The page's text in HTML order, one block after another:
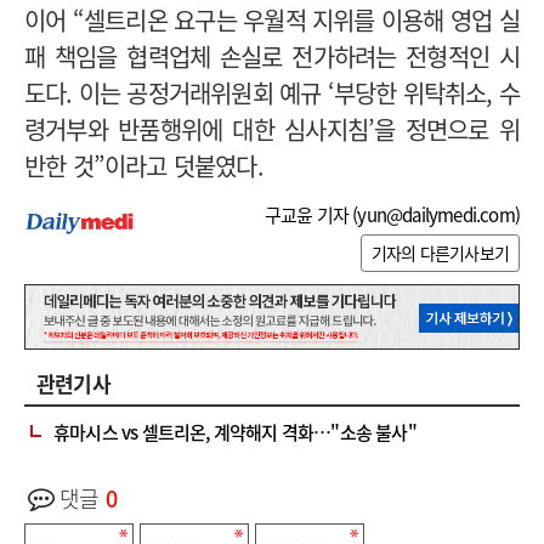
이어 “셀트리온 요구는 우월적 지위를 이용해 영업 실
패 책임을 협력업체 손실로 전가하려는 전형적인 시
도다. 이는 공정거래위원회 예규 ‘부당한 위탁취소, 수
령거부와 반품행위에 대한 심사지침’을 정면으로 위
반한 것”이라고 덧붙였다.
구교윤 기자 (yun@dailymedi.com)
기자의 다른기사보기
관련기사
휴마시스 vs 셀트리온, 계약해지 격화…"소송 불사"
댓글 0